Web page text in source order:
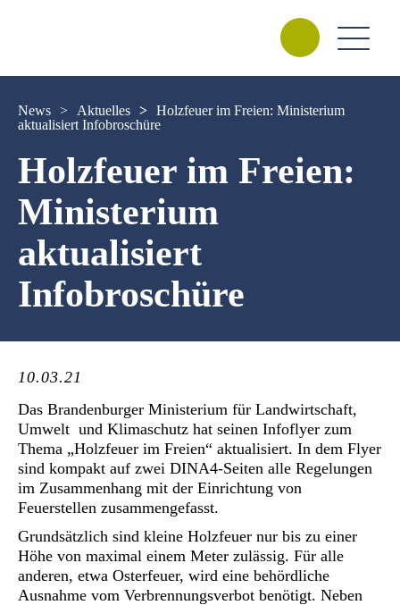
News > Aktuelles > Holzfeuer im Freien: Ministerium
aktualisiert Infobroschüre
Holzfeuer im Freien:
Ministerium
aktualisiert
Infobroschüre
10.03.21
Das Brandenburger Ministerium für Landwirtschaft,
Umwelt und Klimaschutz hat seinen Infoflyer zum
Thema „Holzfeuer im Freien“ aktualisiert. In dem Flyer
sind kompakt auf zwei DINA4-Seiten alle Regelungen
im Zusammenhang mit der Einrichtung von
Feuerstellen zusammengefasst.
Grundsätzlich sind kleine Holzfeuer nur bis zu einer
Höhe von maximal einem Meter zulässig. Für alle
anderen, etwa Osterfeuer, wird eine behördliche
Ausnahme vom Verbrennungsverbot benötigt. Neben